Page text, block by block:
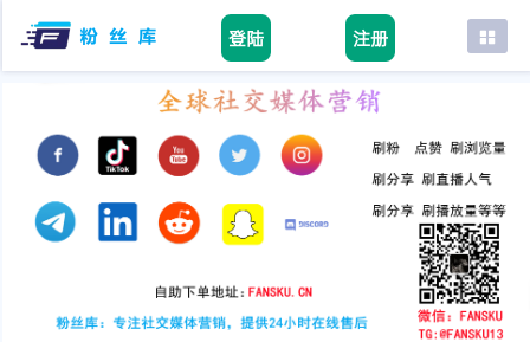
登陆 注册
首页
tiktok
youtube
instagram